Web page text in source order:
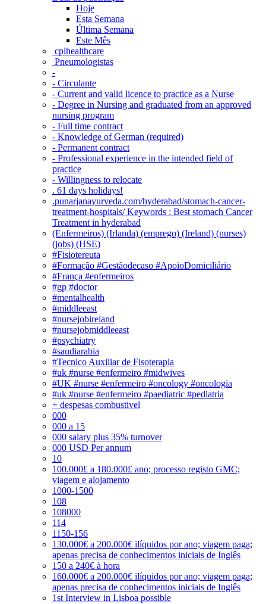
Hoje
Esta Semana
Última Semana
Este Mês
‎ cplhealthcare‬
Pneumologistas
-
- Circulante
- Current and valid licence to practice as a Nurse
- Degree in Nursing and graduated from an approved
nursing program
- Full time contract
- Knowledge of German (required)
- Permanent contract
- Professional experience in the intended field of
practice
- Willingness to relocate
. 61 days holidays!
.punarjanayurveda.com/hyderabad/stomach-cancer-
treatment-hospitals/ Keywords : Best stomach Cancer
Treatment in hyderabad
(Enfermeiros) (Irlanda) (emprego) (Ireland) (nurses)
(jobs) (HSE)
#Fisiotereuta
#Formação #Gestãodecaso #ApoioDomiciliário
#França #enfermeiros
#gp #doctor
#mentalhealth
#middleeast
#nursejobireland
#nursejobmiddleeast
#psychiatry
#saudiarabia
#Tecnico Auxiliar de Fisoterapia
#uk #nurse #enfermeiro #midwives
#UK #nurse #enfermeiro #oncology #oncologia
#uk #nurse #enfermeiro #paediatric #pediatria
+ despesas combustivel
000
000 a 15
000 salary plus 35% turnover
000 USD Per annum
10
100.000£ a 180.000£ ano; processo registo GMC;
viagem e alojamento
1000-1500
108
108000
114
1150-156
130.000€ a 200.000€ ilíquidos por ano; viagem paga;
apenas precisa de conhecimentos iniciais de Inglês
150 a 240€ à hora
160.000€ a 200.000€ ilíquidos por ano; viagem paga;
apenas precisa de conhecimentos iniciais de Inglês
1st Interview in Lisboa possible